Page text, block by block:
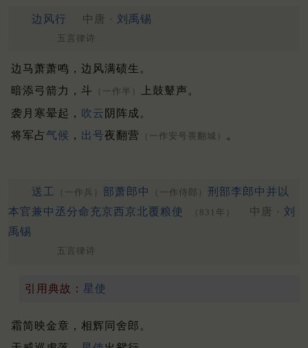
边风行 中唐 · 刘禹锡
五言律诗
边马萧萧鸣，边风满碛生。
暗添弓箭力，斗
（一作半）
上鼓鼙声。
袭月寒晕起， 吹云 阴阵成。
将军占气候 ， 出号夜翻营 （一作安号畏翻城） 。
送工 （一作兵） 部萧郎中 （一作侍郎） 刑部李郎中并以
本官兼中丞分命充京西京北覆粮使
（831年） 中唐 · 刘
禹锡
五言律诗
引用典故： 星使
霜简映金章，相辉同舍郎。